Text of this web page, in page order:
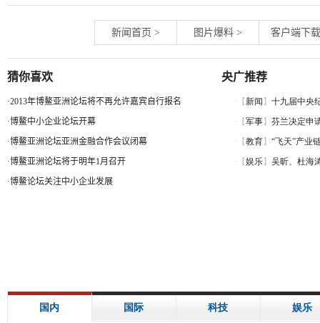
新闻首页 > 图片爆料 > 客户端下载
猜你喜欢
·2013年博鳌亚洲论坛将不再允许嘉宾自行报名
·博鳌中小企业论坛开幕
·博鳌亚洲论坛亚洲金融合作会议闭幕
·博鳌亚洲论坛将于明年1月召开
·博鳌论坛关注中小企业发展
央广推荐